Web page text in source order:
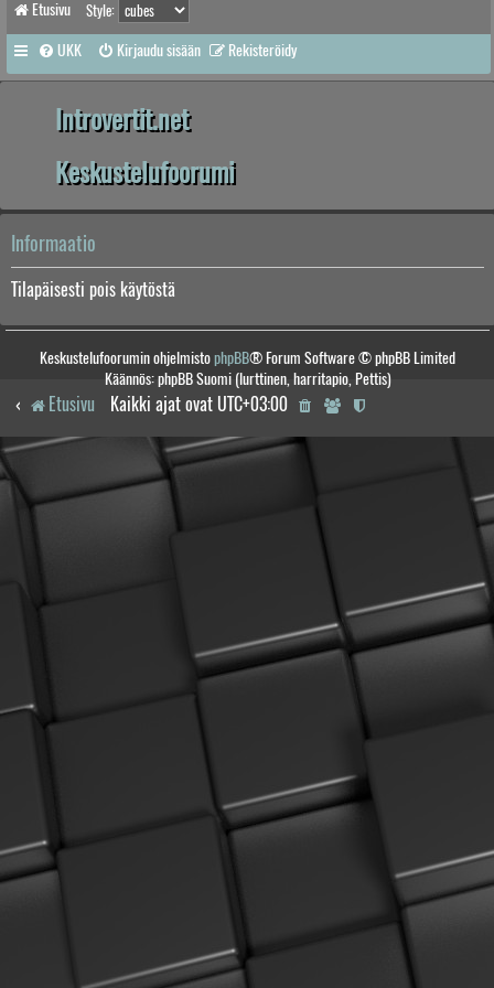
Etusivu Style:
UKK Kirjaudu sisään Rekisteröidy
Introvertit.net
Keskustelufoorumi
Informaatio
Tilapäisesti pois käytöstä
Keskustelufoorumin ohjelmistophpBB® Forum Software © phpBB Limited
Käännös: phpBB Suomi (lurttinen, harritapio, Pettis)
Etusivu Kaikki ajat ovat UTC+03:00